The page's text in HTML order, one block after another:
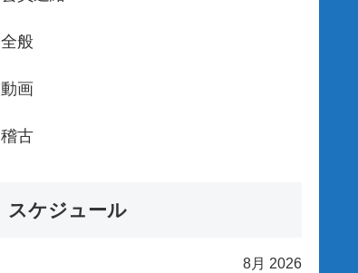
全般
動画
稽古
スケジュール
8月 2026